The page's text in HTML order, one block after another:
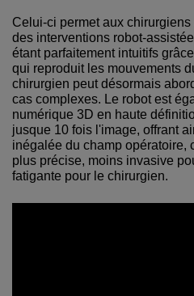
Celui-ci permet aux
des interventions robot-
étant parfaitement intuitifs
qui reproduit les mouvements
chirurgien peut désormais
cas complexes. Le robot est
numérique 3D en haute
jusque 10 fois l'image, offrant
inégalée du champ opératoire,
plus précise, moins invasive
fatigante pour le chirurgien.